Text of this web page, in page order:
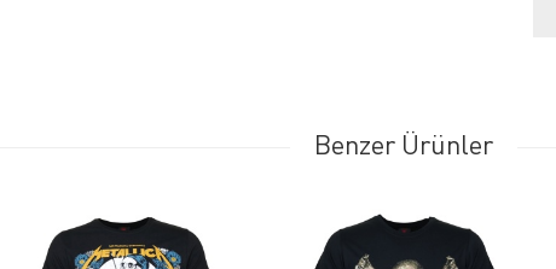
Benzer Ürünler